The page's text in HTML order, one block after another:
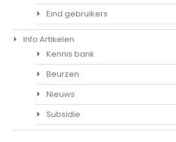
Eind gebruikers
Info Artikelen
Kennis bank
Beurzen
Nieuws
Subsidie